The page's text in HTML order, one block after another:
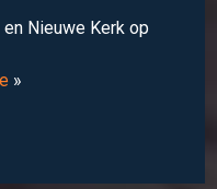
Nieuwe Kerk op
»